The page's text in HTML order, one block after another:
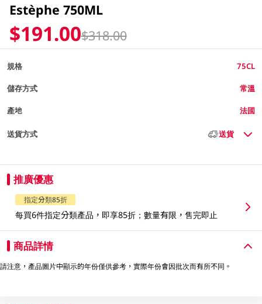
Estèphe 750ML
$191.00$318.00
規格 75CL
儲存方式 常溫
產地 法國
送貨方式 送貨
推廣優惠
指定分類85折
每買6件指定分類產品，即享85折；數量有限，售完即止
商品詳情
請注意，產品圖片中顯示的年份僅供參考，實際年份會因批次而有所不同。